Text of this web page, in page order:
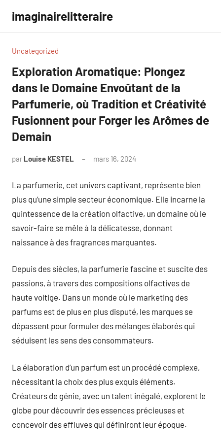
contenu
imaginairelitteraire
Uncategorized
Exploration Aromatique: Plongez
dans le Domaine Envoûtant de la
Parfumerie, où Tradition et Créativité
Fusionnent pour Forger les Arômes de
Demain
par Louise KESTEL mars 16, 2024
La parfumerie, cet univers captivant, représente bien
plus qu’une simple secteur économique. Elle incarne la
quintessence de la création olfactive, un domaine où le
savoir-faire se mêle à la délicatesse, donnant
naissance à des fragrances marquantes.
Depuis des siècles, la parfumerie fascine et suscite des
passions, à travers des compositions olfactives de
haute voltige. Dans un monde où le marketing des
parfums est de plus en plus disputé, les marques se
dépassent pour formuler des mélanges élaborés qui
séduisent les sens des consommateurs.
La élaboration d’un parfum est un procédé complexe,
nécessitant la choix des plus exquis éléments.
Créateurs de génie, avec un talent inégalé, explorent le
globe pour découvrir des essences précieuses et
concevoir des effluves qui définiront leur époque.